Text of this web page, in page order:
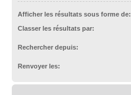
Afficher les résultats sous forme de:
Classer les résultats par:
Rechercher depuis:
Renvoyer les: